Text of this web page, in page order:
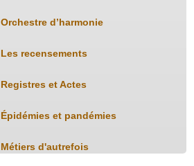
Orchestre d’harmonie
Les recensements
Registres et Actes
Épidémies et pandémies
Métiers d'autrefois